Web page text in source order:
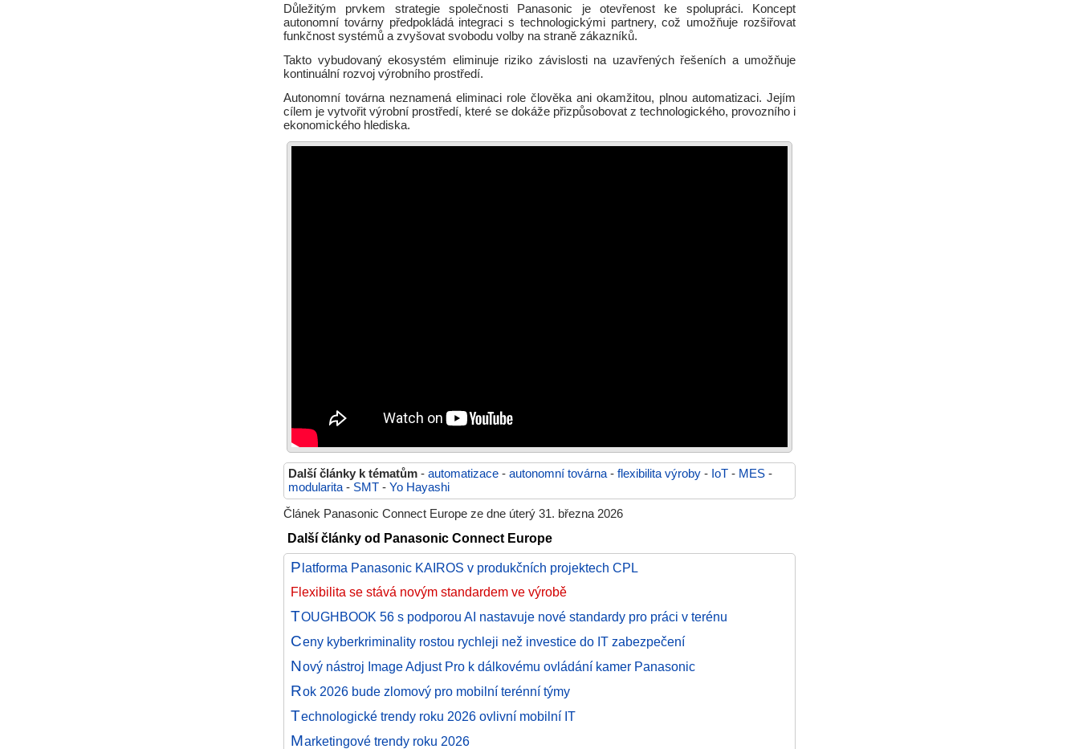
Důležitým prvkem strategie společnosti Panasonic je otevřenost ke spolupráci. Koncept
autonomní továrny předpokládá integraci s technologickými partnery, což umožňuje rozšiřovat
funkčnost systémů a zvyšovat svobodu volby na straně zákazníků.
Takto vybudovaný ekosystém eliminuje riziko závislosti na uzavřených řešeních a umožňuje
kontinuální rozvoj výrobního prostředí.
Autonomní továrna neznamená eliminaci role člověka ani okamžitou, plnou automatizaci. Jejím
cílem je vytvořit výrobní prostředí, které se dokáže přizpůsobovat z technologického, provozního i
ekonomického hlediska.
Další články k tématům - automatizace - autonomní továrna - flexibilita výroby - IoT - MES -
modularita - SMT - Yo Hayashi
Článek Panasonic Connect Europe ze dne úterý 31. března 2026
Další články od Panasonic Connect Europe
Platforma Panasonic KAIROS v produkčních projektech CPL
Flexibilita se stává novým standardem ve výrobě
TOUGHBOOK 56 s podporou AI nastavuje nové standardy pro práci v terénu
Ceny kyberkriminality rostou rychleji než investice do IT zabezpečení
Nový nástroj Image Adjust Pro k dálkovému ovládání kamer Panasonic
Rok 2026 bude zlomový pro mobilní terénní týmy
Technologické trendy roku 2026 ovlivní mobilní IT
Marketingové trendy roku 2026